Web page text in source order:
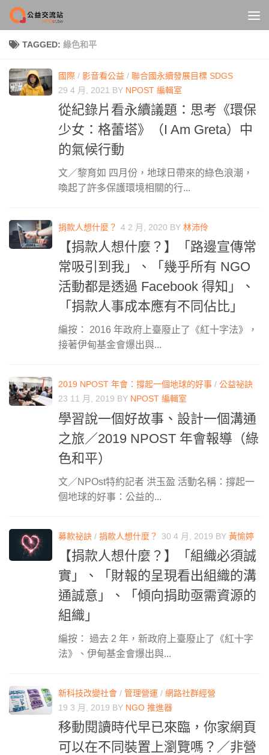
Skip to content
TAGGED: 綠色和平
國際 / 影音看公益 / 聯合國永續發展目標 SDGS
29 4 月, 2021 BY NPOST 編輯室
從紀錄片看永續議題：思考《環保
少女：格蕾塔》（I Am Greta）中
的氣候行動
文／黎育如 四月份，地球日帶來的綠色浪潮，
喚起了許多保護環境相關的行...
捐款人想什麼？ 4 2 月, 2020 BY 林沛伶
【捐款人想什麼？】「路邊宣傳常
常吸引到我」、「幾乎所有 NGO
活動都是透過 Facebook 得知」、
「捐款人事成本應有不同佔比」
編按： 2016 年政府上臺廢止了《紅十字法》，
接著伊甸基金會爆出與...
2019 NPOST 年會：撐起一個地球的好事 / 公益祕訣
23 11 月, 2019 BY NPOST 編輯室
學習說一個好故事、設計一個溝通
之旅／2019 NPOST 年會報導（綠
色和平）
文／NPOst特約記者 洪玉盈 活動名稱：撐起一
個地球的好事：公益的...
募款祕訣 / 捐款人想什麼？ 30 4 月, 2019 BY 黃愉婷
【捐款人想什麼？】「組織必須誠
實」、「財報的呈現看出組織的溝
通誠意」、「傾向捐助亟需資源的
組織」
編按： 過去 2 年，新政府上臺廢止了《紅十字
法》、伊甸基金會爆出與...
新科技改變社會 / 管理營運 / 網路社群經營
19 3 月, 2019 BY NGO 推進器
移動閱讀時代早已來臨，你家網頁
可以在不同裝置上瀏覽嗎？／非營